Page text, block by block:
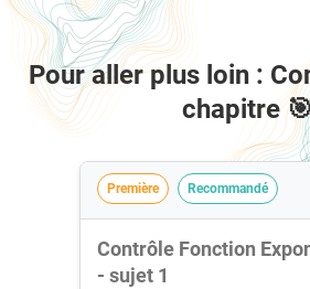
Pour aller plus loin :
chapitre
Première Recommandé
Contrôle Fonction
- sujet 1